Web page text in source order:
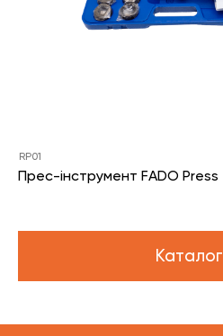
RP01
Прес-інструмент FADO Press
Каталог